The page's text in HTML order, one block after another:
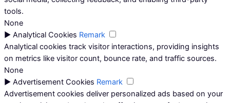
tools.
None
► Analytical Cookies Remark
Analytical cookies track visitor interactions, providing insights
on metrics like visitor count, bounce rate, and traffic sources.
None
► Advertisement Cookies Remark
Advertisement cookies deliver personalized ads based on your